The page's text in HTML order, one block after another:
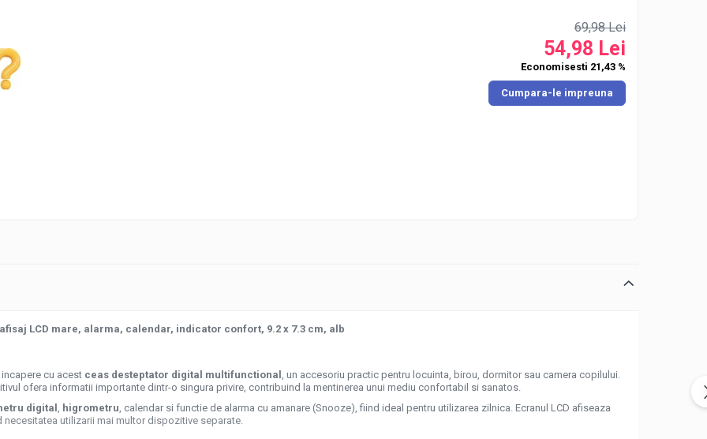
69,98 Lei
54,98 Lei
Economisesti 21,43 %
Cumpara-le impreuna
LCD mare, alarma, calendar, indicator confort, 9.2 x 7.3 cm, alb
cu acest ceas desteptator digital multifunctional , un accesoriu practic pentru locuinta, birou, dormitor sau camera copilului.
ofera informatii importante dintr-o singura privire, contribuind la mentinerea unui mediu confortabil si sanatos.
digital , higrometru, calendar si functie de alarma cu amanare (Snooze), fiind ideal pentru utilizarea zilnica. Ecranul LCD afiseaza
utilizarii mai multor dispozitive separate.